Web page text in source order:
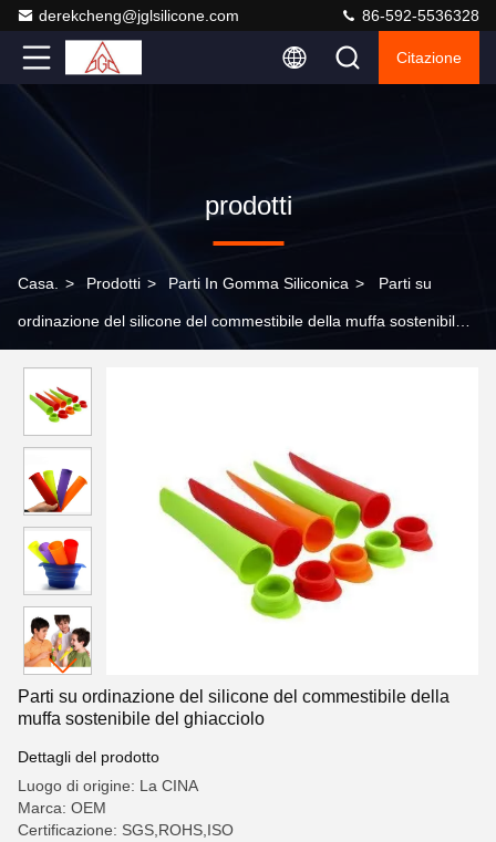
derekcheng@jglsilicone.com 86-592-5536328
Citazione
prodotti
Casa. > Prodotti > Parti In Gomma Siliconica > Parti su
ordinazione del silicone del commestibile della muffa sostenibile
Parti su ordinazione del silicone del commestibile della
muffa sostenibile del ghiacciolo
Dettagli del prodotto
Luogo di origine: La CINA
Marca: OEM
Certificazione: SGS,ROHS,ISO